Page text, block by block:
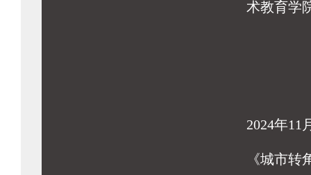
术教育学
2024年11
《城市